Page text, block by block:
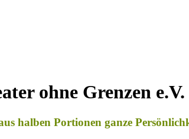
ohne Grenzen e.V.
hal­ben Por­tio­nen ganze